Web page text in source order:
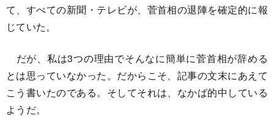
て、すべての新聞・テレビが、菅首相の退陣を確定的に報
じていた。
だが、私は3つの理由でそんなに簡単に菅首相が辞める
とは思っていなかった。だからこそ、記事の文末にあえて
こう書いたのである。そしてそれは、なかば的中している
ようだ。